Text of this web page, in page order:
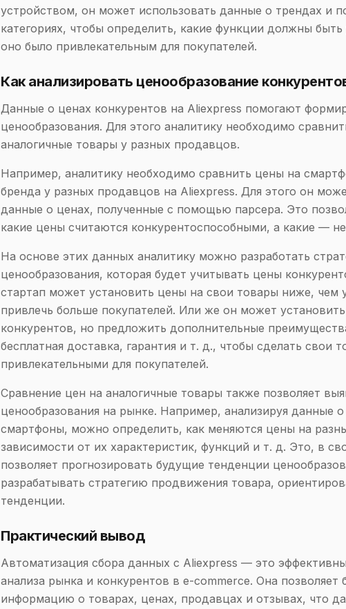
устройством, он может использовать данные о трендах и
категориях, чтобы определить, какие функции должны быть
оно было привлекательным для покупателей.
Как анализировать ценообразование
Данные о ценах конкурентов на Aliexpress помогают
ценообразования. Для этого аналитику необходимо
аналогичные товары у разных продавцов.
Например, аналитику необходимо сравнить цены на
бренда у разных продавцов на Aliexpress. Для этого он
данные о ценах, полученные с помощью парсера. Это
какие цены считаются конкурентоспособными, а какие —
На основе этих данных аналитику можно разработать
ценообразования, которая будет учитывать цены
стартап может установить цены на свои товары ниже, чем
привлечь больше покупателей. Или же он может
конкурентов, но предложить дополнительные
бесплатная доставка, гарантия и т. д., чтобы сделать свои
привлекательными для покупателей.
Сравнение цен на аналогичные товары также позволяет
ценообразования на рынке. Например, анализируя данные
смартфоны, можно определить, как меняются цены на
зависимости от их характеристик, функций и т. д. Это, в
позволяет прогнозировать будущие тенденции
разрабатывать стратегию продвижения товара,
тенденции.
Практический вывод
Автоматизация сбора данных с Aliexpress — это
анализа рынка и конкурентов в e-commerce. Она позволяет
информацию о товарах, ценах, продавцах и отзывах, что